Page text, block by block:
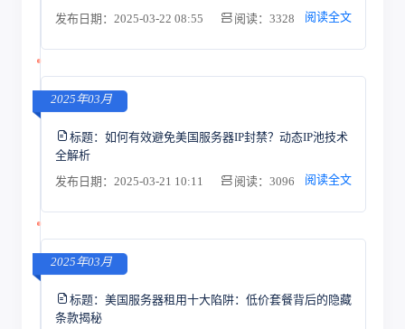
发布日期：2025-03-22 08:55
阅读：3328 阅读全文
2025年03月
标题： 如何有效避免美国服务器IP封禁？动态IP池技术
全解析
发布日期：2025-03-21 10:11
阅读：3096 阅读全文
2025年03月
标题： 美国服务器租用十大陷阱：低价套餐背后的隐藏
条款揭秘